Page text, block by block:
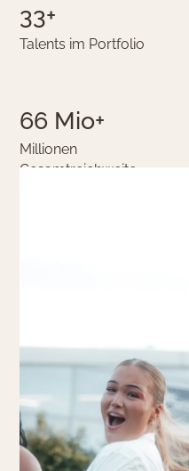
34+
Talents im Portfolio
69 Mio+
Millionen
Gesamtreichweite